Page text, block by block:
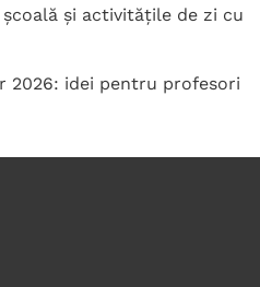
și activitățile de zi cu
2026: idei pentru profesori